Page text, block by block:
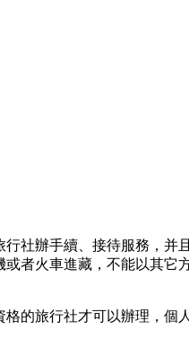
社辦手續、接待服務，并
者火車進藏，不能以其它
的旅行社才可以辦理，個